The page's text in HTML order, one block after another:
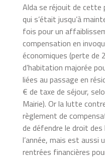
Alda se réjouit de cette
qui s’était jusqu’à
fois pour un
compensation en
économiques (perte de
d’habitation majorée
liées au passage en
€ de taxe de séjour,
Mairie). Or la lutte
règlement de
de défendre le droit
l’année, mais est aussi
rentrées financières